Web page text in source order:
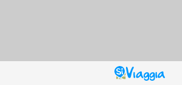
QUESTO